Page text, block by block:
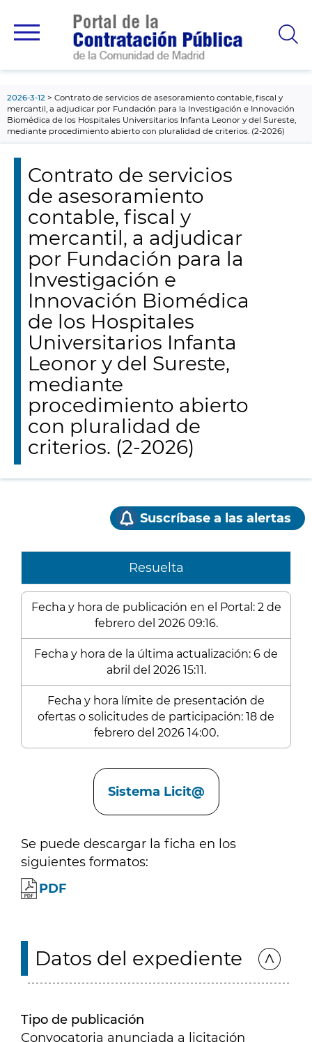
principal
2026-3-12
Contrato de servicios de asesoramiento contable, fiscal y
mercantil, a adjudicar por Fundación para la Investigación e Innovación
Biomédica de los Hospitales Universitarios Infanta Leonor y del Sureste,
mediante procedimiento abierto con pluralidad de criterios. (2-2026)
Contrato de servicios
de asesoramiento
contable, fiscal y
mercantil, a adjudicar
por Fundación para la
Investigación e
Innovación Biomédica
de los Hospitales
Universitarios Infanta
Leonor y del Sureste,
mediante
procedimiento abierto
con pluralidad de
criterios. (2-2026)
Suscríbase a las alertas
Resuelta
Fecha y hora de publicación en el Portal: 2 de
febrero del 2026 09:16.
Fecha y hora de la última actualización: 6 de
abril del 2026 15:11.
Fecha y hora límite de presentación de
ofertas o solicitudes de participación: 18 de
febrero del 2026 14:00.
Sistema Licit@
Se puede descargar la ficha en los
siguientes formatos:
PDF
Datos del expediente
Tipo de publicación
Convocatoria anunciada a licitación